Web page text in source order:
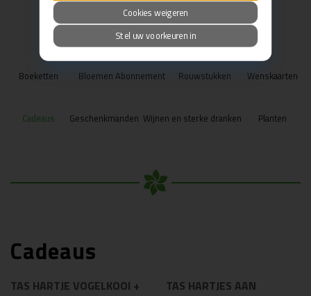
Boeketten Bloemen Abonnement Rouwstukken Wenskaarten
Cadeaus Geschenkmanden Wijnen en sterke dranken Planten
Cadeaus
TAS HARTJE VOGELKOOI +
TAS HARTJES AAN
Cookies weigeren
Stel uw voorkeuren in